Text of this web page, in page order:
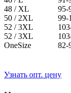
48 / XL
95-
50 / 2XL
99-
52 / 3XL
52 / 3XL
OneSize
82-
Узнать опт. цену